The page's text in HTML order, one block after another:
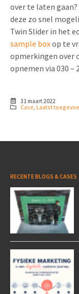
over te laten gaan?
deze zo snel
Twin Slider in het
sample boxop te
opmerkingen over
opnemen via 030 –
31 maart 2022
Case Laatst
RECENTE BLOGS & CASES